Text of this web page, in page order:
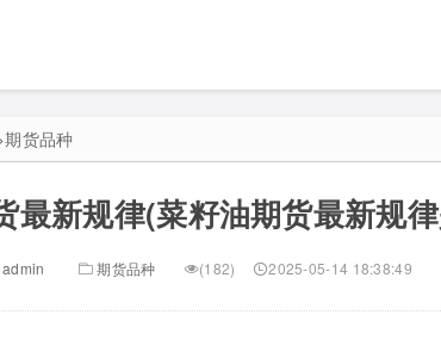
期货品种
最新规律(菜籽油期货最新规
admin 期货品种 (182) 2025-05-14 18:38:49